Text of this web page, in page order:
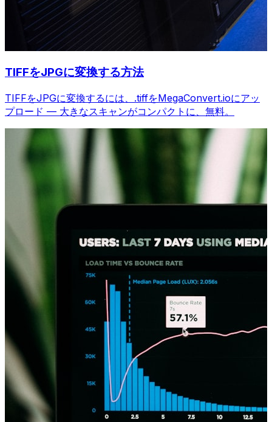
TIFFをJPGに変換する方法
TIFFをJPGに変換するには、.tiffをMegaConvert.ioにアッ
プロード — 大きなスキャンがコンパクトに、無料。